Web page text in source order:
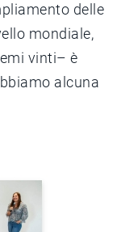
delle
mondiale,
vinti– è
alcuna